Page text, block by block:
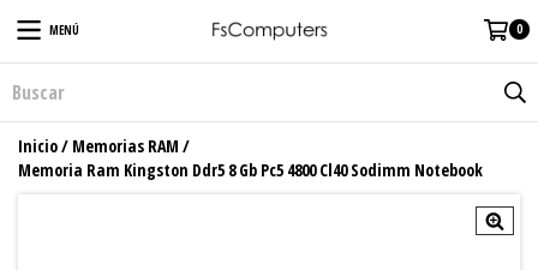
MENÚ 0
Inicio/ Memorias RAM /
Memoria Ram Kingston Ddr5 8 Gb Pc5 4800 Cl40 Sodimm Notebook